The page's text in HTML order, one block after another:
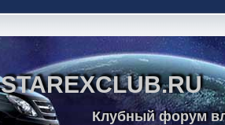
STAREXCLUB.RU
Клубный форум